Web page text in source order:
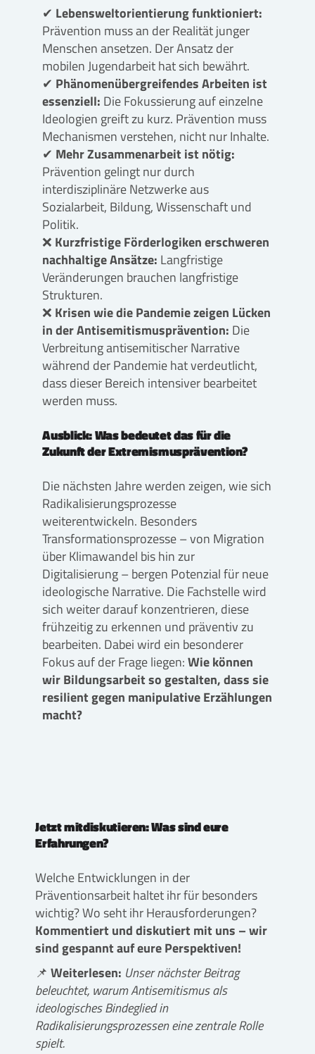
✔ Lebensweltorientierung funktioniert:
Prävention muss an der Realität junger
Menschen ansetzen. Der Ansatz der
mobilen Jugendarbeit hat sich bewährt.
✔ Phänomenübergreifendes Arbeiten ist
essenziell: Die Fokussierung auf einzelne
Ideologien greift zu kurz. Prävention muss
Mechanismen verstehen, nicht nur Inhalte.
✔ Mehr Zusammenarbeit ist nötig:
Prävention gelingt nur durch
interdisziplinäre Netzwerke aus
Sozialarbeit, Bildung, Wissenschaft und
Politik.
❌ Kurzfristige Förderlogiken erschweren
nachhaltige Ansätze: Langfristige
Veränderungen brauchen langfristige
Strukturen.
❌ Krisen wie die Pandemie zeigen Lücken
in der Antisemitismusprävention: Die
Verbreitung antisemitischer Narrative
während der Pandemie hat verdeutlicht,
dass dieser Bereich intensiver bearbeitet
werden muss.
Ausblick: Was bedeutet das für die
Zukunft der Extremismusprävention?
Die nächsten Jahre werden zeigen, wie sich
Radikalisierungsprozesse
weiterentwickeln. Besonders
Transformationsprozesse – von Migration
über Klimawandel bis hin zur
Digitalisierung – bergen Potenzial für neue
ideologische Narrative. Die Fachstelle wird
sich weiter darauf konzentrieren, diese
frühzeitig zu erkennen und präventiv zu
bearbeiten. Dabei wird ein besonderer
Fokus auf der Frage liegen:Wie können
wir Bildungsarbeit so gestalten, dass sie
resilient gegen manipulative Erzählungen
macht?
Jetzt mitdiskutieren: Was sind eure
Erfahrungen?
Welche Entwicklungen in der
Präventionsarbeit haltet ihr für besonders
wichtig? Wo seht ihr Herausforderungen?
Kommentiert und diskutiert mit uns – wir
sind gespannt auf eure Perspektiven!
📌Weiterlesen: Unser nächster Beitrag
beleuchtet, warum Antisemitismus als
ideologisches Bindeglied in
Radikalisierungsprozessen eine zentrale Rolle
spielt.